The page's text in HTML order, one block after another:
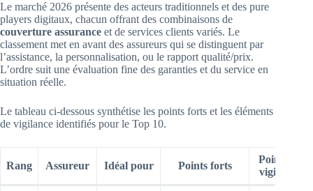
Le marché 2026 présente des acteurs traditionnels et des pure
players digitaux, chacun offrant des combinaisons de
couverture assurance et de services clients variés. Le
classement met en avant des assureurs qui se distinguent par
l’assistance, la personnalisation, ou le rapport qualité/prix.
L’ordre suit une évaluation fine des garanties et du service en
situation réelle.
Le tableau ci-dessous synthétise les points forts et les éléments
de vigilance identifiés pour le Top 10.
Rang Assureur Idéal pour Points forts
Points de
vigilance